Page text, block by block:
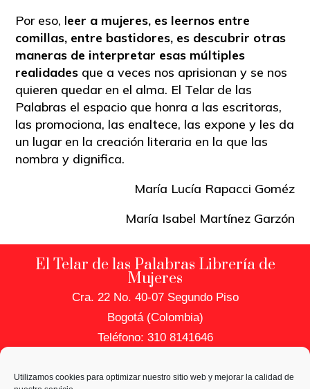
Utilizamos cookies para optimizar nuestro sitio web y mejorar la calidad de
Por eso, leer a mujeres, es leernos entre
comillas, entre bastidores, es descubrir otras
maneras de interpretar esas múltiples
realidades que a veces nos aprisionan y se nos
quieren quedar en el alma. El Telar de las
Palabras el espacio que honra a las escritoras,
las promociona, las enaltece, las expone y les da
un lugar en la creación literaria en la que las
nombra y dignifica.
María Lucía Rapacci Goméz
María Isabel Martínez Garzón
El Telar de las Palabras Librería de
Mujeres
Cra. 22 No. 40-07 Segundo Piso
Bogotá (Colombia)
Teléfono: 310 8141646
Política de Uso de Datos